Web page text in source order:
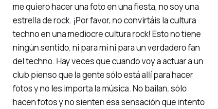
me quiero hacer una foto en una fiesta, no soy una
estrella de rock. ¡Por favor, no convirtáis la cultura
techno en una mediocre cultura rock! Esto no tiene
ningún sentido, ni para mí ni para un verdadero fan
del techno. Hay veces que cuando voy a actuar a un
club pienso que la gente sólo está allí para hacer
fotos y no les importa la música. No bailan, sólo
hacen fotos y no sienten esa sensación que intento